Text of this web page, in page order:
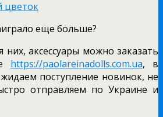
еще больше?
них, аксессуары можно заказать
https://paolareinadolls.com.ua, в
поступление новинок, не
отправляем по Украине и